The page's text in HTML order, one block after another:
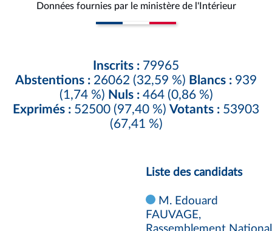
Données fournies par le ministère de l'Intérieur
Inscrits : 79965
Abstentions : 26062 (32,59 %) Blancs : 939
(1,74 %) Nuls :464 (0,86 %)
Exprimés : 52500 (97,40 %) Votants : 53903
(67,41 %)
Liste des candidats
M. Edouard
FAUVAGE,